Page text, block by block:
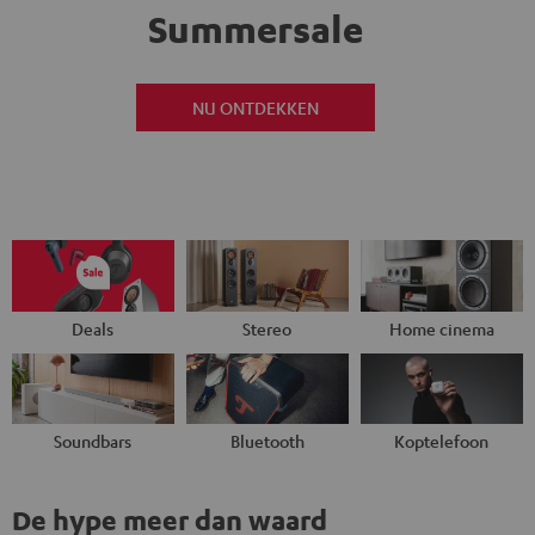
Summersale
NU ONTDEKKEN
Deals Stereo Home cinema
Soundbars Bluetooth Koptelefoon
De hype meer dan waard